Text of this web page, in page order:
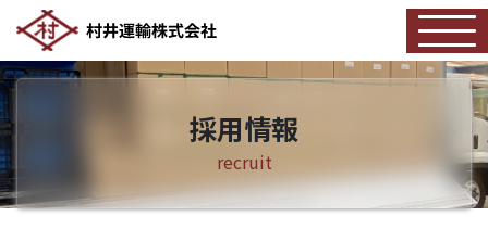
採用情報
recruit